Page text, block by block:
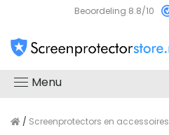
Beoordeling 8.8/10
Menu
/ Screenprotectors en accessoires